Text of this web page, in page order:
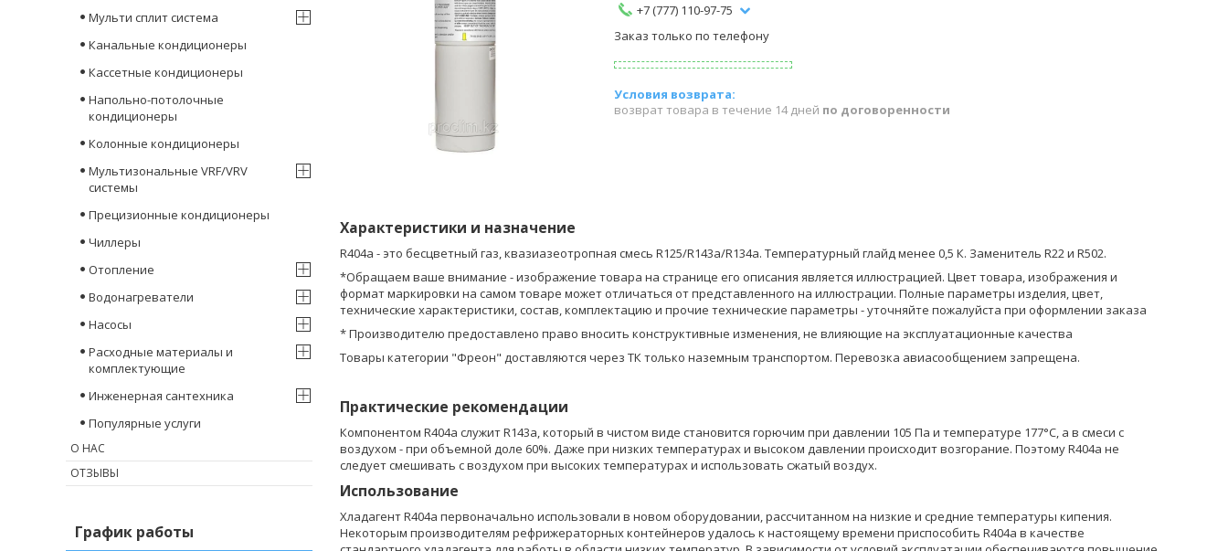
+7 (777) 110-97-75
Заказ только по телефону
возврат товара в течение 14 дней по договоренности
Характеристики и назначение
R404a - это бесцветный газ, квазиазеотропная смесь R125/R143a/R134а. Температурный глайд менее 0,5 К. Заменитель R22 и R502.
*Обращаем ваше внимание - изображение товара на странице его описания является иллюстрацией. Цвет товара, изображения и
формат маркировки на самом товаре может отличаться от представленного на иллюстрации. Полные параметры изделия, цвет,
технические характеристики, состав, комплектацию и прочие технические параметры - уточняйте пожалуйста при оформлении заказа
* Производителю предоставлено право вносить конструктивные изменения, не влияющие на эксплуатационные качества
Товары категории "Фреон" доставляются через ТК только наземным транспортом. Перевозка авиасообщением запрещена.
Практические рекомендации
Компонентом R404a служит R143a, который в чистом виде становится горючим при давлении 105 Па и температуре 177°С, а в смеси с
воздухом - при объемной доле 60%. Даже при низких температурах и высоком давлении происходит возгорание. Поэтому R404a не
следует смешивать с воздухом при высоких температурах и использовать сжатый воздух.
Использование
Хладагент R404a первоначально использовали в новом оборудовании, рассчитанном на низкие и средние температуры кипения.
Некоторым производителям рефрижераторных контейнеров удалось к настоящему времени приспособить R404a в качестве
Мульти сплит система
Канальные кондиционеры
Кассетные кондиционеры
Напольно-потолочные
кондиционеры
Колонные кондиционеры
Мультизональные VRF/VRV
системы
Прецизионные кондиционеры
Чиллеры
Отопление
Водонагреватели
Насосы
Расходные материалы и
комплектующие
Инженерная сантехника
Популярные услуги
О НАС
ОТЗЫВЫ
График работы